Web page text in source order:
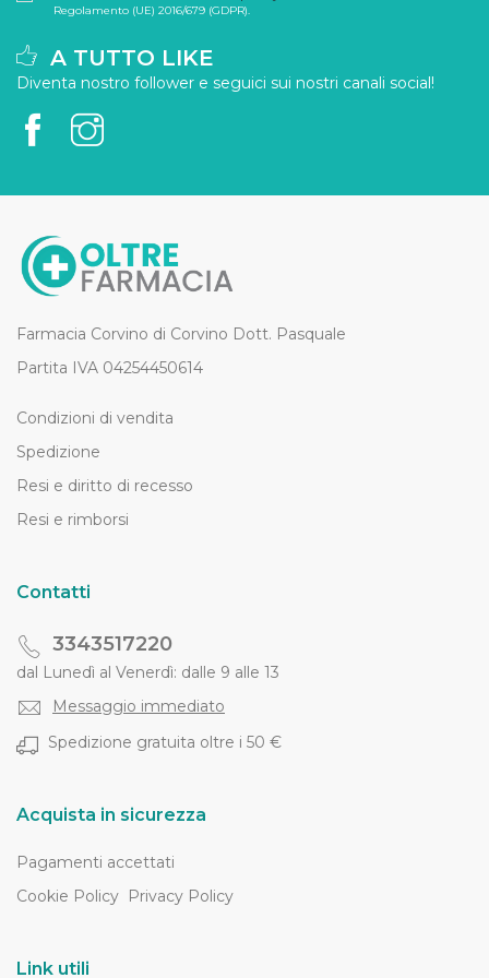
Regolamento (UE) 2016/679 (GDPR).
A TUTTO LIKE
Diventa nostro follower e seguici sui nostri canali social!
Farmacia Corvino di Corvino Dott. Pasquale
Partita IVA 04254450614
Condizioni di vendita
Spedizione
Resi e diritto di recesso
Resi e rimborsi
Contatti
3343517220
dal Lunedì al Venerdì: dalle 9 alle 13
Messaggio immediato
Spedizione gratuita oltre i 50 €
Acquista in sicurezza
Pagamenti accettati
Cookie Policy Privacy Policy
Link utili